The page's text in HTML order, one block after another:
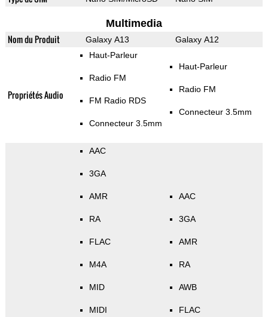
Multimedia
Nom du Produit Galaxy A13 Galaxy A12
Propriétés Audio
Haut-Parleur
Radio FM
FM Radio RDS
Connecteur 3.5mm
Haut-Parleur
Radio FM
Connecteur 3.5mm
AAC
3GA
AMR
RA
FLAC
M4A
MID
MIDI
AAC
3GA
AMR
RA
AWB
FLAC